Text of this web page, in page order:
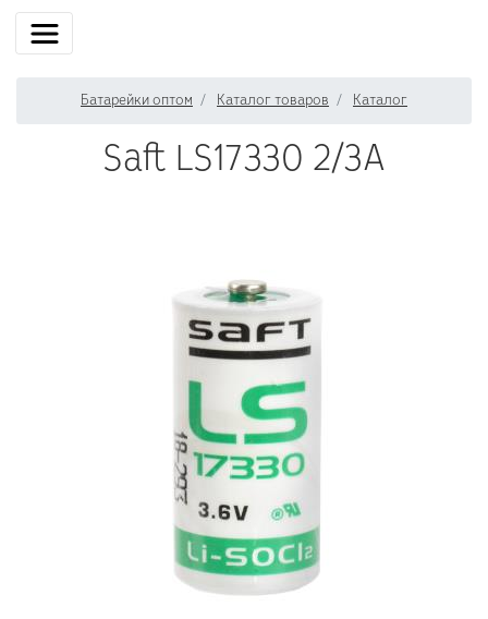
Батарейки оптом Каталог товаров Каталог
Saft LS17330 2/3A